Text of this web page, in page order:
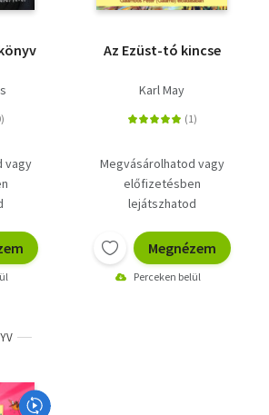
vagy
Az Ezüst-tó kincse
Karl May
Megvásárolhatod vagy
előfizetésben
lejátszhatod
Megnézem
Perceken belül